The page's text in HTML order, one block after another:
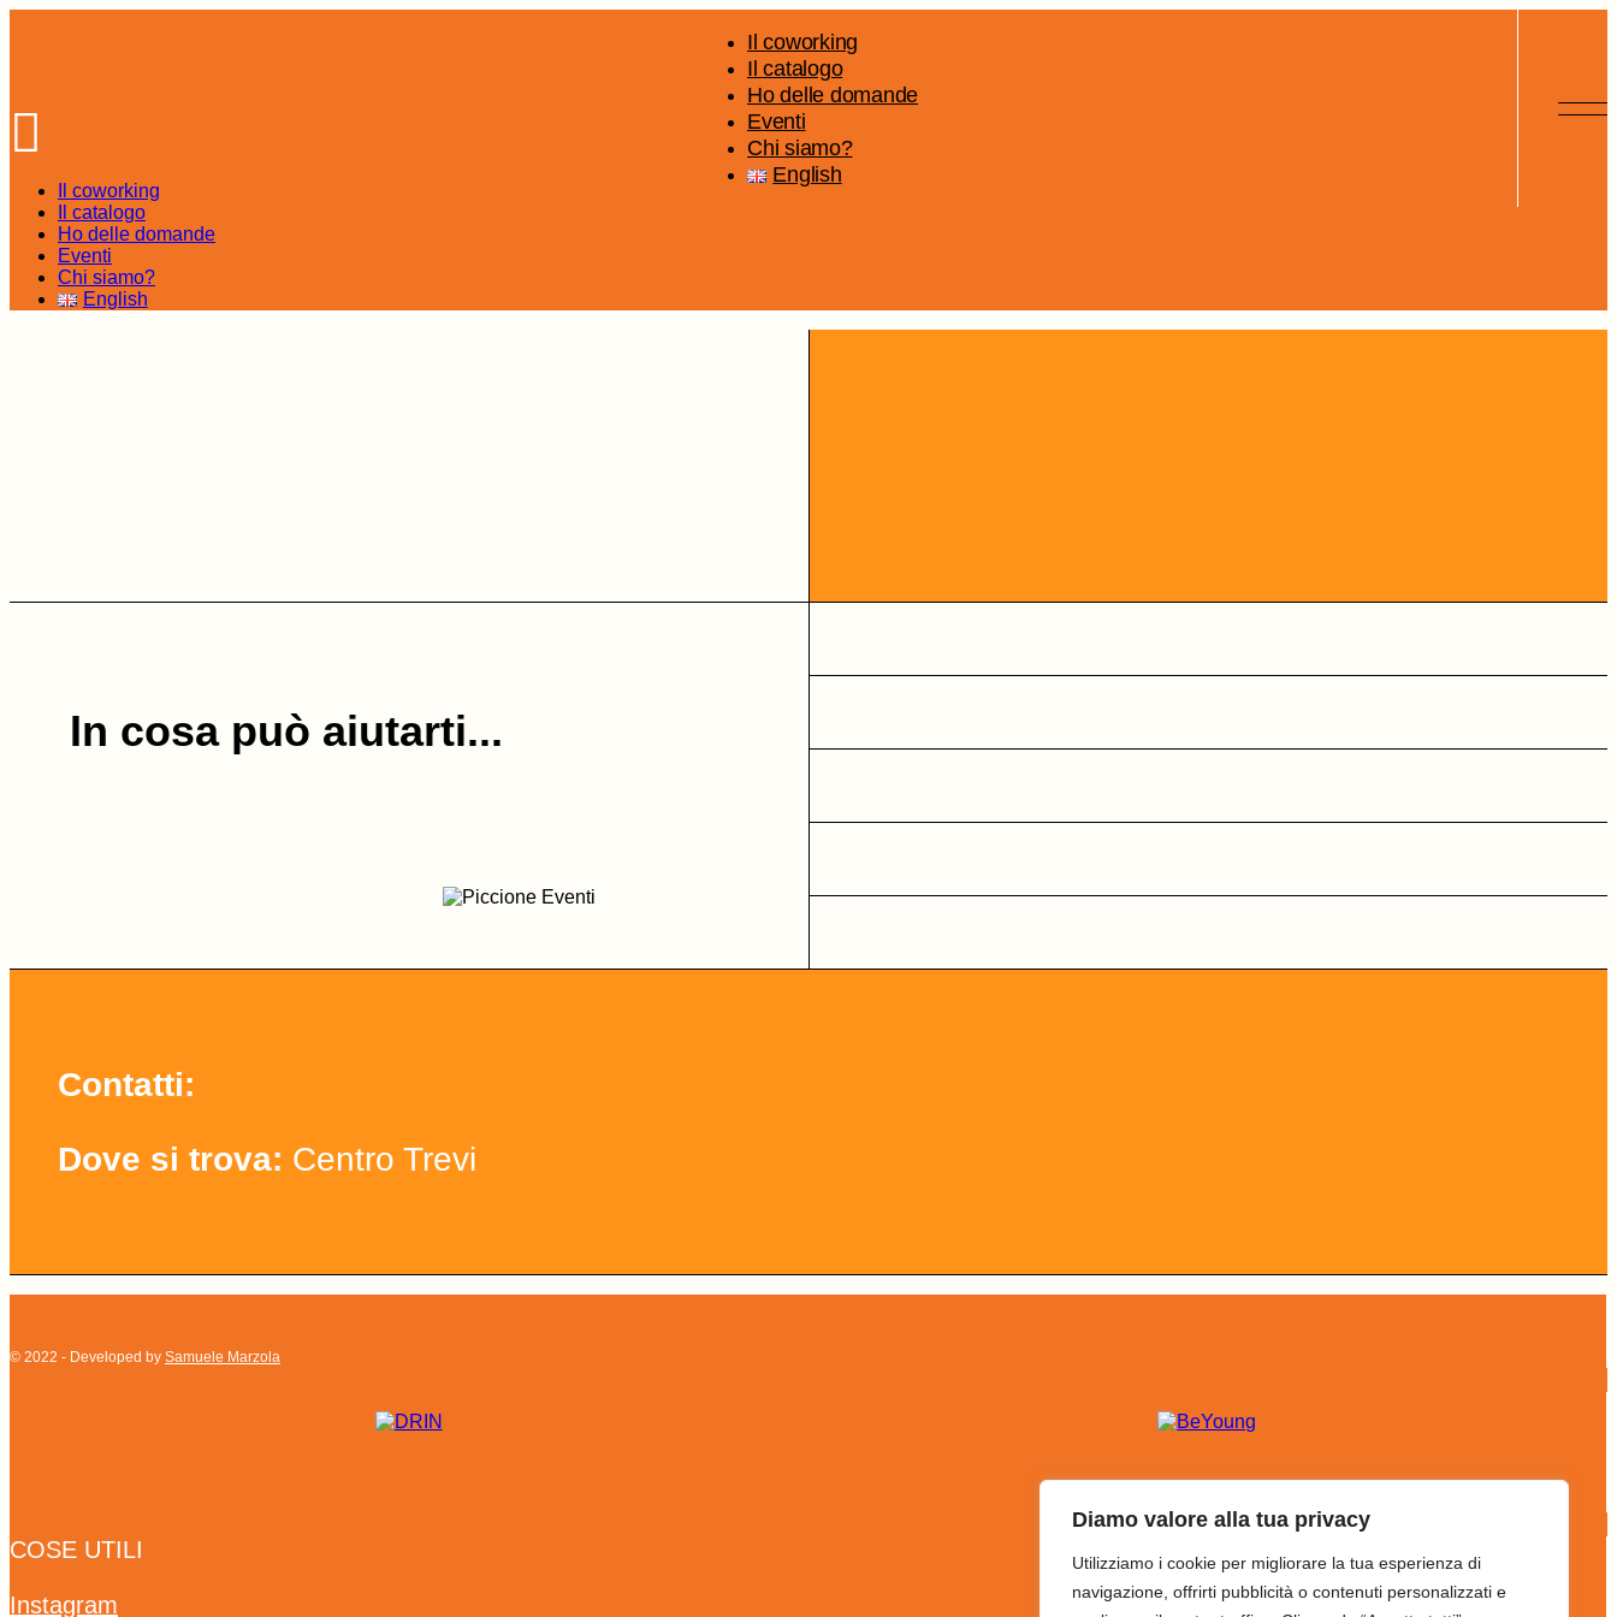
Diamo valore alla tua privacy
Utilizziamo i cookie per migliorare la tua esperienza di
navigazione, offrirti pubblicità o contenuti personalizzati e
Il coworking
Il catalogo
Ho delle domande
Eventi
Chi siamo?
English
Il coworking
Il catalogo
Ho delle domande
Eventi
Chi siamo?
English
In cosa può aiutarti...
Contatti:
Dove si trova: Centro Trevi
© 2022 - Developed by Samuele Marzola
COSE UTILI
Instagram